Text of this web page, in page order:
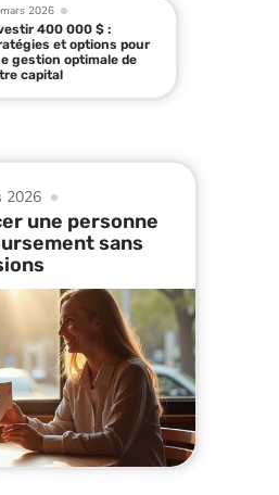
2026
400 000 $ :
et options pour
gestion optimale de
capital
2026
une personne
sans